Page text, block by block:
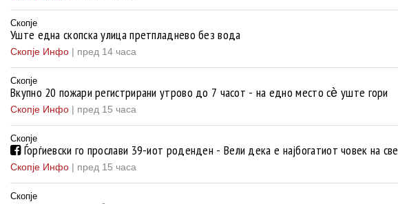
Скопје
Уште една скопска улица претпладнево без вода
Скопје Инфо | пред 14 часа
Скопје
Вкупно 20 пожари регистрирани утрово до 7 часот - на едно место сѐ уште гори
Скопје Инфо | пред 15 часа
Скопје
Ѓорѓиевски го прослави 39-иот роденден - Вели дека е најбогатиот човек на
Скопје Инфо | пред 15 часа
Скопје